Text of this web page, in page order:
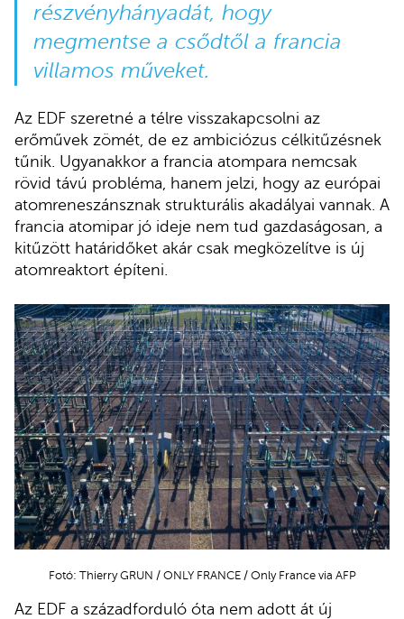
részvényhányadát, hogy
megmentse a csődtől a francia
villamos műveket.
Az EDF szeretné a télre visszakapcsolni az
erőművek zömét, de ez ambiciózus célkitűzésnek
tűnik. Ugyanakkor a francia atompara nemcsak
rövid távú probléma, hanem jelzi, hogy az európai
atomreneszánsznak strukturális akadályai vannak. A
francia atomipar jó ideje nem tud gazdaságosan, a
kitűzött határidőket akár csak megközelítve is új
atomreaktort építeni.
Fotó: Thierry GRUN / ONLY FRANCE / Only France via AFP
Az EDF a századforduló óta nem adott át új